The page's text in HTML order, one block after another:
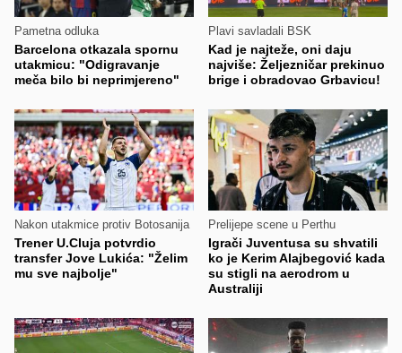
Pametna odluka
Barcelona otkazala spornu
utakmicu: "Odigravanje
meča bilo bi neprimjereno"
Plavi savladali BSK
Kad je najteže, oni daju
najviše: Željezničar prekinuo
brige i obradovao Grbavicu!
Nakon utakmice protiv Botosanija
Trener U.Cluja potvrdio
transfer Jove Lukića: "Želim
mu sve najbolje"
Prelijepe scene u Perthu
Igrači Juventusa su shvatili
ko je Kerim Alajbegović kada
su stigli na aerodrom u
Australiji